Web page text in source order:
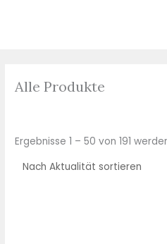
Alle Produkte
Ergebnisse 1 – 50 von 191